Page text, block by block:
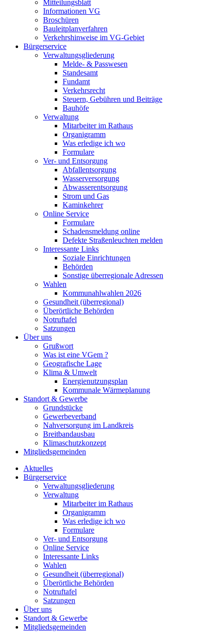
Mitteilungsblatt
Informationen VG
Broschüren
Bauleitplanverfahren
Verkehrshinweise im VG-Gebiet
Bürgerservice
Verwaltungsgliederung
Melde- & Passwesen
Standesamt
Fundamt
Verkehrsrecht
Steuern, Gebühren und Beiträge
Bauhöfe
Verwaltung
Mitarbeiter im Rathaus
Organigramm
Was erledige ich wo
Formulare
Ver- und Entsorgung
Abfallentsorgung
Wasserversorgung
Abwasserentsorgung
Strom und Gas
Kaminkehrer
Online Service
Formulare
Schadensmeldung online
Defekte Straßenleuchten melden
Interessante Links
Soziale Einrichtungen
Behörden
Sonstige überregionale Adressen
Wahlen
Kommunahlwahlen 2026
Gesundheit (überregional)
Überörtliche Behörden
Notruftafel
Satzungen
Über uns
Grußwort
Was ist eine VGem ?
Geografische Lage
Klima & Umwelt
Energienutzungsplan
Kommunale Wärmeplanung
Standort & Gewerbe
Grundstücke
Gewerbeverband
Nahversorgung im Landkreis
Breitbandausbau
Klimaschutzkonzept
Mitgliedsgemeinden
Aktuelles
Bürgerservice
Verwaltungsgliederung
Verwaltung
Mitarbeiter im Rathaus
Organigramm
Was erledige ich wo
Formulare
Ver- und Entsorgung
Online Service
Interessante Links
Wahlen
Gesundheit (überregional)
Überörtliche Behörden
Notruftafel
Satzungen
Über uns
Standort & Gewerbe
Mitgliedsgemeinden